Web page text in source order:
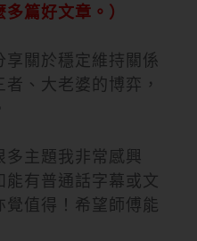
篇好文章。）
關於穩定維持關係
、大老婆的博弈，
多主題我非常感興
有普通話字幕或文
值得！希望師傅能